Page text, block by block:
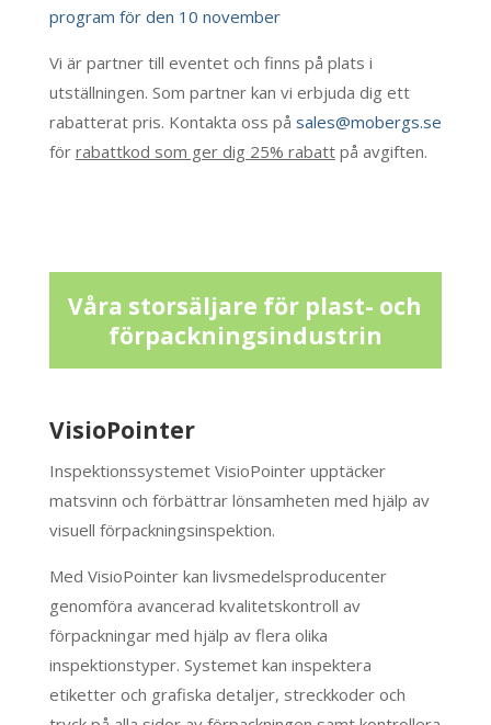
program för den 10 november
Vi är partner till eventet och finns på plats i
utställningen. Som partner kan vi erbjuda dig ett
rabatterat pris. Kontakta oss på sales@mobergs.se
för rabattkod som ger dig 25% rabattpå avgiften.
Våra storsäljare för plast- och
förpackningsindustrin
VisioPointer
Inspektionssystemet VisioPointer upptäcker
matsvinn och förbättrar lönsamheten med hjälp av
visuell förpackningsinspektion.
Med VisioPointer kan livsmedelsproducenter
genomföra avancerad kvalitetskontroll av
förpackningar med hjälp av flera olika
inspektionstyper. Systemet kan inspektera
etiketter och grafiska detaljer, streckkoder och